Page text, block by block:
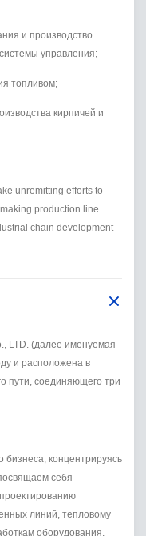
и производство
управления;
топливом;
кирпичей и
unremitting efforts to
production line
chain development
LTD. (далее именуемая
и расположена в
пути, соединяющего три
бизнеса, концентрируясь
себя
линий, тепловому
оборудования,